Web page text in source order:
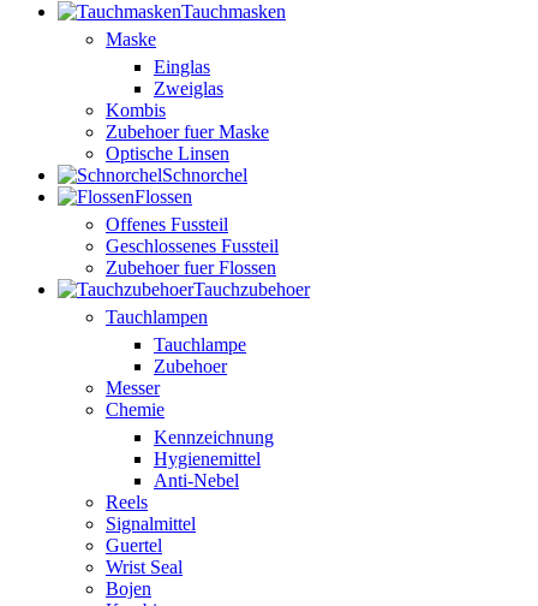
Tauchmasken
Maske
Einglas
Zweiglas
Kombis
Zubehoer fuer Maske
Optische Linsen
Schnorchel
Flossen
Offenes Fussteil
Geschlossenes Fussteil
Zubehoer fuer Flossen
Tauchzubehoer
Tauchlampen
Tauchlampe
Zubehoer
Messer
Chemie
Kennzeichnung
Hygienemittel
Anti-Nebel
Reels
Signalmittel
Guertel
Wrist Seal
Bojen